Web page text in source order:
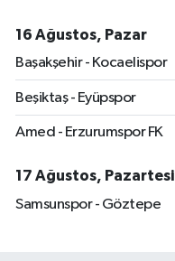
16 Ağustos, Pazar
Başakşehir - Kocaelispor
Beşiktaş - Eyüpspor
Amed - Erzurumspor FK
17 Ağustos, Pazartesi
Samsunspor - Göztepe